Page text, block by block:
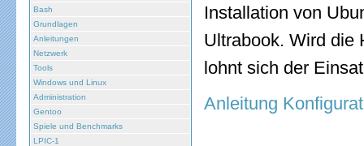
Bash
Grundlagen
Anleitungen
Netzwerk
Tools
Windows und Linux
Administration
Gentoo
Spiele und Benchmarks
LPIC-1
Installation von
Ultrabook. Wird die
lohnt sich der
Anleitung